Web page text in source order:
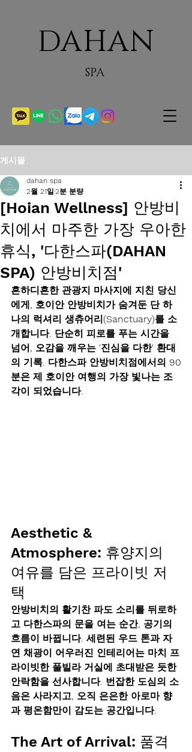
SPA
DAHAN
게시물
[Hoian Wellness] 안방비
치에서 마주한 가장 우아한
휴식, '다한스파(DAHAN
SPA) 안방비치점'
dahan spa
2월 21일 2분 분량
흔하디흔한 관광지 마사지에 지친 당신
에게, 호이안 안방비치가 숨겨둔 단 하
나의 럭셔리 생츄어리(Sanctuary)를 소
개합니다. 단순히 피로를 푸는 시간을
넘어, 오감을 깨우는 '진심을 다한' 환대
의 기록. 다한스파 안방비치점에서의 90
분은 제 호이안 여행의 가장 빛나는 조
각이 되었습니다.
Aesthetic &
Atmosphere: 휴양지의
여유를 담은 프라이빗 저
택
안방비치의 활기찬 파도 소리를 뒤로하
고 다한스파의 문을 여는 순간, 공기의
흐름이 바뀝니다. 세련된 우드 톤과 자
연 채광이 어우러진 인테리어는 마치 프
라이빗한 풀빌라 거실에 초대받은 듯한
안락함을 선사합니다. 번잡한 도심의 소
음은 사라지고, 오직 은은한 아로마 향
과 평온함만이 감도는 공간입니다.
The Art of Arrival: 품격